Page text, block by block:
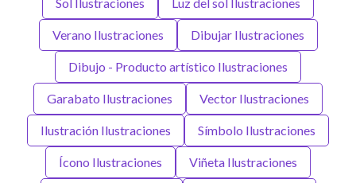
Verano Ilustraciones Dibujar Ilustraciones
Dibujo - Producto artístico Ilustraciones
Garabato Ilustraciones Vector Ilustraciones
Ilustración Ilustraciones Símbolo Ilustraciones
Ícono Ilustraciones Viñeta Ilustraciones